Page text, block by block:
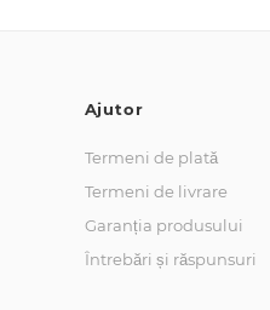
Ajutor
Termeni de plată
Termeni de livrare
Garanția produsului
Întrebări și răspunsuri